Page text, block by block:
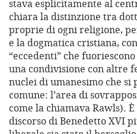
stava esplicitamente al
chiara la distinzione tra
proprie di ogni religione,
e la dogmatica cristiana,
“eccedenti” che
una condivisione con altre
nuclei di umanesimo che si
comune: l’area di
come la chiamava Rawls).
discorso di Benedetto XVI